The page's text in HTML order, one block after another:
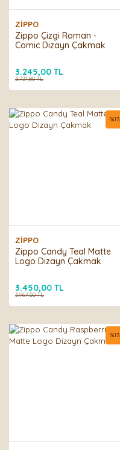
ZİPPO
Zippo Çizgi Roman -
Comic Dizayn Çakmak
3.245,00 TL
3.731,80 TL
ZİPPO
Zippo Candy Teal Matte
Logo Dizayn Çakmak
%13
3.450,00 TL
3.967,50 TL
%13